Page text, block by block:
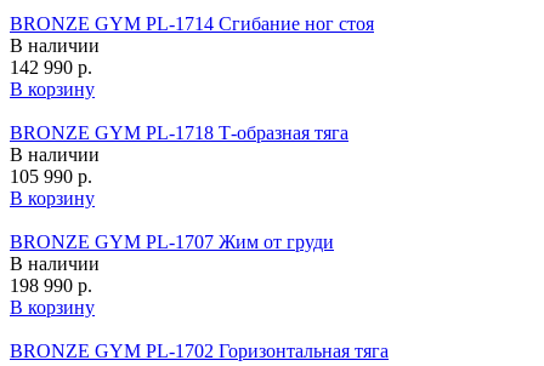
BRONZE GYM PL-1714 Сгибание ног стоя
В наличии
142 990 р.
В корзину
BRONZE GYM PL-1718 Т-образная тяга
В наличии
105 990 р.
В корзину
BRONZE GYM PL-1707 Жим от груди
В наличии
198 990 р.
В корзину
BRONZE GYM PL-1702 Горизонтальная тяга